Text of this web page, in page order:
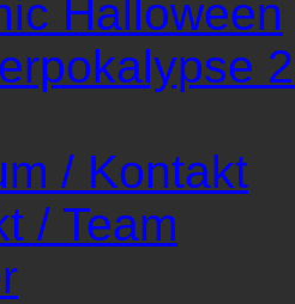
Halloween
/ Kontakt
/ Team